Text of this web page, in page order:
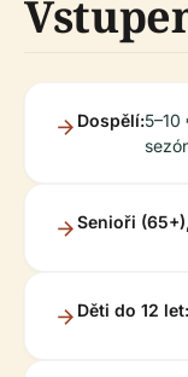
Dospělí:
Senioři
Děti do 12 let: